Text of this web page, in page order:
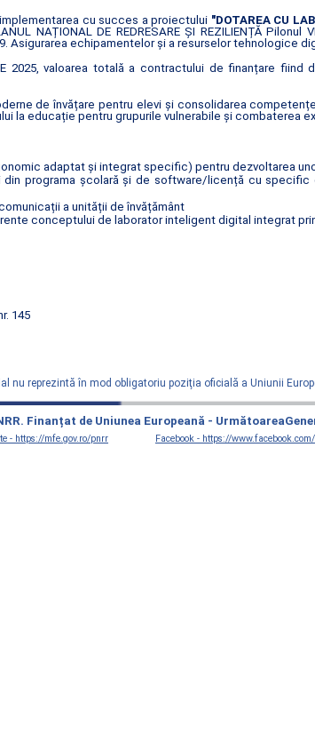
cu succes a proiectului "DOTAREA CU
NAȚIONAL DE REDRESARE ȘI REZILIENȚĂ
echipamentelor și a resurselor tehnologice
2025, valoarea totală a contractului de finanțare fiind
de învățare pentru elevi și consolidarea
la educație pentru grupurile vulnerabile și combaterea
adaptat și integrat specific) pentru dezvoltarea
programa școlară și de software/licență cu
a unității de învățământ
conceptului de laborator inteligent digital integrat
145
nu reprezintă în mod obligatoriu poziţia oficială a Uniunii
Finanțat de Uniunea Europeană -
- https://mfe.gov.ro/pnrr Facebook - https://